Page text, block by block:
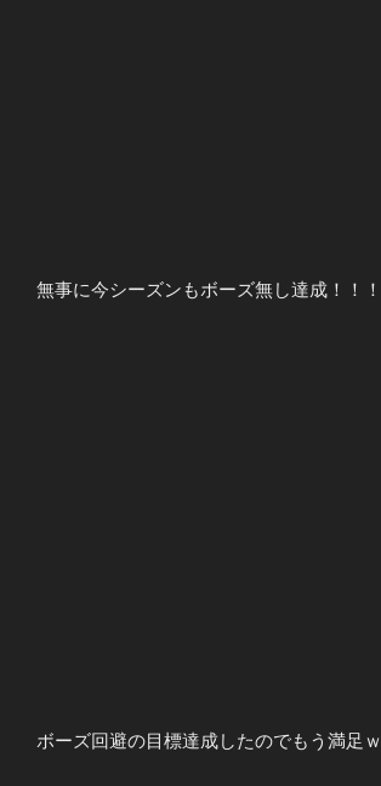
無事に今シーズンもボーズ無し達成！！！
ボーズ回避の目標達成したのでもう満足ｗ